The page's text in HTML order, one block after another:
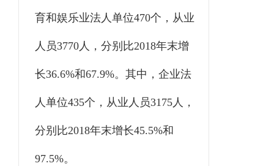
育和娱乐业法人单位470个，从业
人员3770人，分别比2018年末增
长36.6%和67.9%。其中，企业法
人单位435个，从业人员3175人，
分别比2018年末增长45.5%和
97.5%。